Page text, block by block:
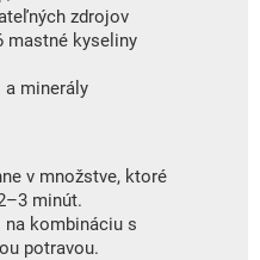
zdrojov
mastné kyseliny
a minerály
v množstve, ktoré
minút.
na kombináciu s
potravou.